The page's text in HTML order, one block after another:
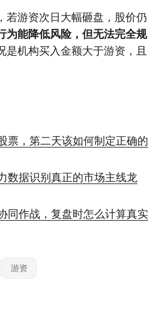
若游资次日大幅砸盘，股价仍
为能降低风险，但无法完全规
是机构买入金额大于游资，且
票，第二天该如何制定正确的
数据识别真正的市场主线龙
同作战，复盘时怎么计算真实
游资